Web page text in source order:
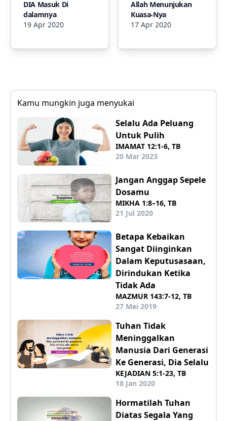
DIA Masuk Di
dalamnya
19 Apr 2020
Allah Menunjukan
Kuasa-Nya
17 Apr 2020
Kamu mungkin juga menyukai
Selalu Ada Peluang
Untuk Pulih
IMAMAT 12:1-6, TB
20 Mar 2023
Jangan Anggap Sepele
Dosamu
MIKHA 1:8–16, TB
21 Jul 2020
Betapa Kebaikan
Sangat Diinginkan
Dalam Keputusasaan,
Dirindukan Ketika
Tidak Ada
MAZMUR 143:7-12, TB
27 Mei 2019
Tuhan Tidak
Meninggalkan
Manusia Dari Generasi
Ke Generasi, Dia Selalu
KEJADIAN 5:1-23, TB
18 Jan 2020
Hormatilah Tuhan
Diatas Segala Yang